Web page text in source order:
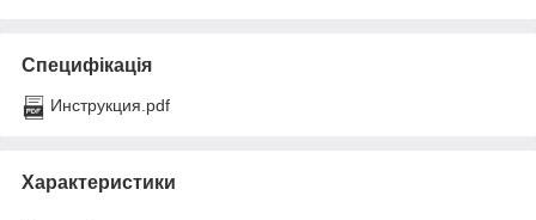
Специфікація
Инструкция.pdf
Характеристики